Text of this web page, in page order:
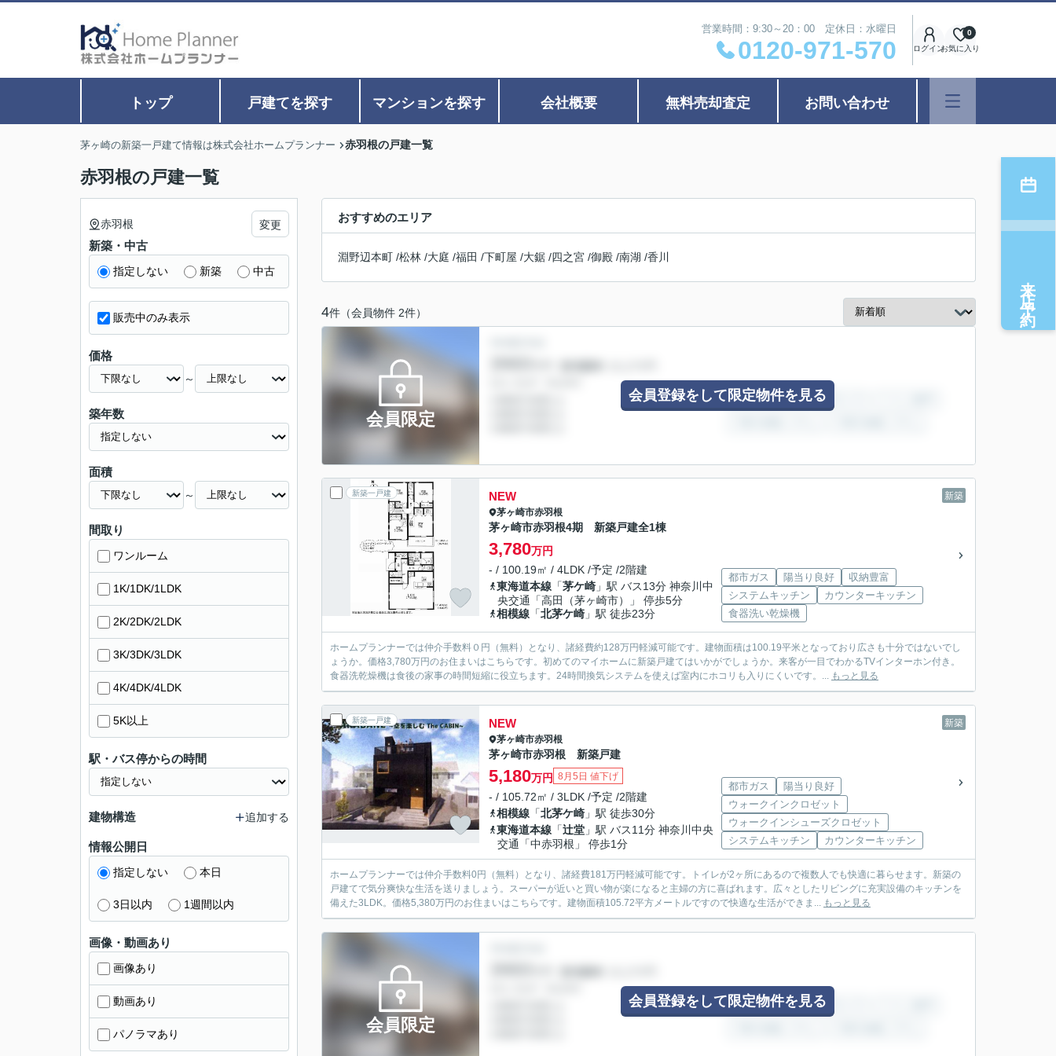
営業時間：9:30～20：00 定休日：水曜日
0120-971-570 ログインお気に入り
0
トップ 戸建てを探す マンションを探す 会社概要 無料売却査定 お問い合わせ
茅ヶ崎の新築一戸建て情報は株式会社ホームプランナー 赤羽根の戸建一覧
赤羽根の戸建一覧
おすすめのエリア
淵野辺本町 /松林 /大庭 /福田 /下町屋 /大鋸 /四之宮 /御殿 /南湖 /香川
4件（会員物件 2件）
会員限定
会員登録をして限定物件を見る
新築一戸建 新築
NEW
茅ヶ崎市赤羽根
茅ヶ崎市赤羽根4期 新築戸建全1棟
3,780万円
- / 100.19㎡ / 4LDK /予定 /2階建
東海道本線 「茅ケ崎 」駅 バス13分 神奈川中
央交通「高田（茅ヶ崎市）」 停歩5分
相模線 「北茅ケ崎 」駅 徒歩23分
都市ガス 陽当り良好
収納豊富
システムキッチン
カウンターキッチン
食器洗い乾燥機
ホームプランナーでは仲介手数料０円（無料）となり、諸経費約128万円軽減可能です。建物面積は100.19平米となっており広さも十分ではないでし
ょうか。価格3,780万円のお住まいはこちらです。初めてのマイホームに新築戸建てはいかがでしょうか。来客が一目でわかるTVインターホン付き。
食器洗乾燥機は食後の家事の時間短縮に役立ちます。24時間換気システムを使えば室内にホコリも入りにくいです。... もっと見る
新築一戸建 新築
NEW
茅ヶ崎市赤羽根
茅ヶ崎市赤羽根 新築戸建
5,180万円 8月5日 値下げ
- / 105.72㎡ / 3LDK /予定 /2階建
相模線 「北茅ケ崎 」駅 徒歩30分
東海道本線 「辻堂 」駅 バス11分 神奈川中央
交通「中赤羽根」 停歩1分
都市ガス
陽当り良好
ウォークインクロゼット
ウォークインシューズクロゼット
システムキッチン
カウンターキッチン
ホームプランナーでは仲介手数料0円（無料）となり、諸経費181万円軽減可能です。トイレが2ヶ所にあるので複数人でも快適に暮らせます。新築の
戸建てで気分爽快な生活を送りましょう。スーパーが近いと買い物が楽になると主婦の方に喜ばれます。広々としたリビングに充実設備のキッチンを
備えた3LDK。価格5,380万円のお住まいはこちらです。建物面積105.72平方メートルですので快適な生活ができま... もっと見る
会員限定
会員登録をして限定物件を見る
赤羽根 変更
新築・中古
指定しない 新築 中古
販売中のみ表示
価格
～
築年数
面積
～
間取り
ワンルーム
1K/1DK/1LDK
2K/2DK/2LDK
3K/3DK/3LDK
4K/4DK/4LDK
5K以上
駅・バス停からの時間
建物構造 追加する
情報公開日
指定しない 本日
3日以内 1週間以内
画像・動画あり
画像あり
動画あり
パノラマあり
来店予約